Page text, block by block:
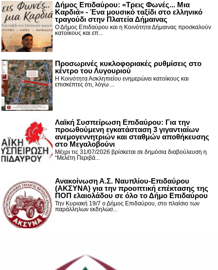
Δήμος Επιδαύρου: «Τρεις Φωνές... Μια
Καρδιά» - Ένα μουσικό ταξίδι στο ελληνικό
τραγούδι στην Πλατεία Δήμαινας
Ο Δήμος Επιδαύρου και η Κοινότητα Δήμαινας προσκαλούν
κατοίκους και επ...
Προσωρινές κυκλοφοριακές ρυθμίσεις στο
κέντρο του Λυγουριού
Η Κοινότητα Ασκληπιείου ενημερώνει κατοίκους και
επισκέπτες ότι, λόγω ...
Λαϊκή Συσπείρωση Επιδαύρου: Για την
προωθούμενη εγκατάσταση 3 γιγαντιαίων
ανεμογεννητριών και σταθμών αποθήκευσης
στο Μεγαλοβούνι
Μέχρι τις 31/07/2026 βρίσκεται σε δημόσια διαβούλευση η
“Μελέτη Περιβά...
Ανακοίνωση Α.Σ. Ναυπλίου-Επιδαύρου
(ΑΚΣΥΝΑ) για την προοπτική επέκτασης της
ΠΟΠ ελαιολάδου σε όλο το Δήμο Επιδαύρου
Την Κυριακή 19/7 ο Δήμος Επιδαύρου, στο πλαίσιο των
παράλληλων εκδηλώσ...